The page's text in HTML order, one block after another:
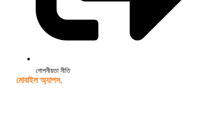
গোপনীয়তা নীতি
মোবাইল অ্যাপস.